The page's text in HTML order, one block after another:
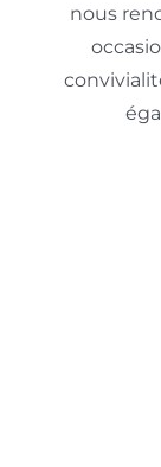
nous